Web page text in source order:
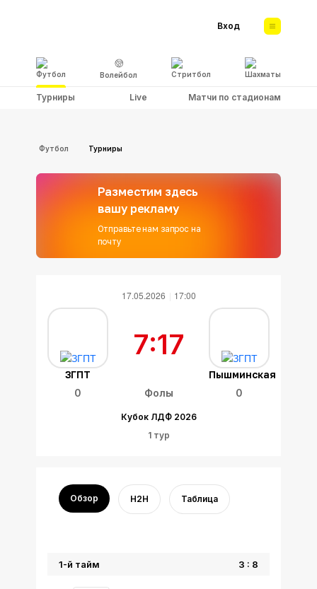
Футбол Волейбол Стритбол Шахматы
Вход
Турниры Live Матчи по стадионам
Футбол Турниры
Разместим здесь
вашу рекламу
Отправьте нам запрос на
почту
17.05.2026 17:00
ЗГПТ Пышминская
7:17
Кубок ЛДФ 2026
1 тур
Фолы
0 0
Обзор H2H Таблица
1-й тайм 3 : 8